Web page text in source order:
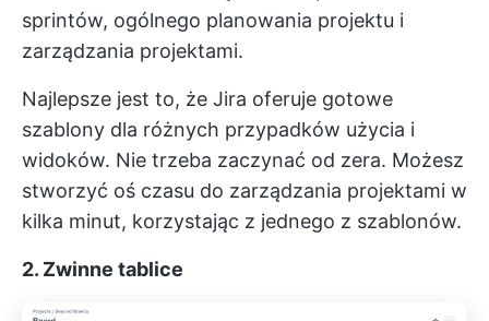
sprintów, ogólnego planowania projektu i
zarządzania projektami.
Najlepsze jest to, że Jira oferuje gotowe
szablony dla różnych przypadków użycia i
widoków. Nie trzeba zaczynać od zera. Możesz
stworzyć oś czasu do zarządzania projektami w
kilka minut, korzystając z jednego z szablonów.
2. Zwinne tablice